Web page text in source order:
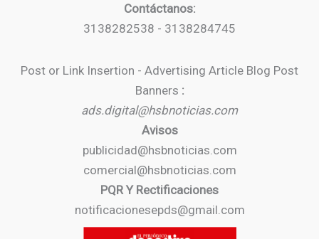
Contáctanos:
3138282538 - 3138284745
Post or Link Insertion - Advertising Article Blog Post
Banners :
ads.digital@hsbnoticias.com
Avisos
publicidad@hsbnoticias.com
comercial@hsbnoticias.com
PQR Y Rectificaciones
notificacionesepds@gmail.com